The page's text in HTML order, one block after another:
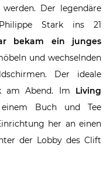
Der legendäre
Stark ins 21
bekam ein junges
und wechselnden
Der ideale
am Abend. Im Living
Buch und Tee
her an einen
der Lobby des Clift